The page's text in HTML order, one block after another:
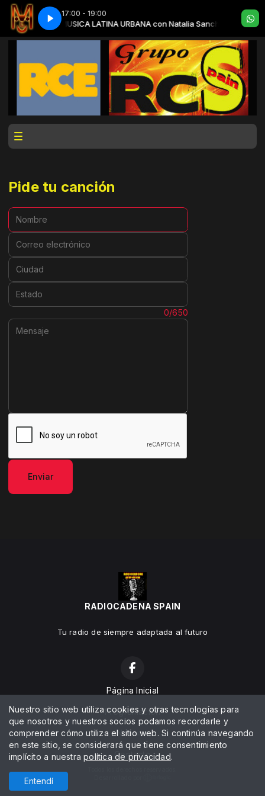
17:00 - 19:00
Benji MarcosMUSICA LATINA URBANA con Natalia Sanchez y Benji
Gigena ROMANTICOS EN LA NOCHE con Ricardo Gigena
Pide tu canción
Nombre:
Correo electrónico:
Ciudad:
Estado:
0/650
Enviar
RADIOCADENA SPAIN
Tu radio de siempre adaptada al futuro
Página Inicial
Programación
Noticias
Contacto
Nuestro sitio web utiliza cookies y otras tecnologías para
que nosotros y nuestros socios podamos recordarle y
comprender cómo utiliza el sitio web. Si continúa navegando
en este sitio, se considerará que tiene consentimiento
implícito a nuestrapolítica de privacidad.
Entendí